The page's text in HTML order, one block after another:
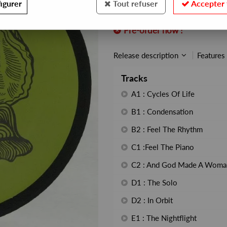
OYSTER4
Pre-order now !
Release description Features
Tracks
A1 : Cycles Of Life
B1 : Condensation
B2 : Feel The Rhythm
C1 :Feel The Piano
C2 : And God Made A
D1 : The Solo
D2 : In Orbit
E1 : The Nightflight
Tout refuser Accepter